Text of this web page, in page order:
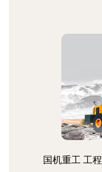
国机重工 工